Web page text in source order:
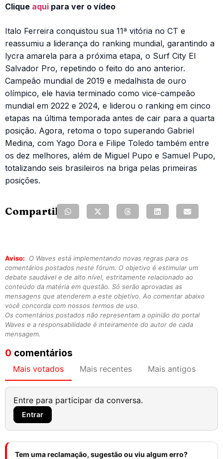
Clique aqui para ver o vídeo
Italo Ferreira conquistou sua 11ª vitória no CT e
reassumiu a liderança do ranking mundial, garantindo a
lycra amarela para a próxima etapa, o Surf City El
Salvador Pro, repetindo o feito do ano anterior.
Campeão mundial de 2019 e medalhista de ouro
olímpico, ele havia terminado como vice-campeão
mundial em 2022 e 2024, e liderou o ranking em cinco
etapas na última temporada antes de cair para a quarta
posição. Agora, retoma o topo superando Gabriel
Medina, com Yago Dora e Filipe Toledo também entre
os dez melhores, além de Miguel Pupo e Samuel Pupo,
totalizando seis brasileiros na briga pelas primeiras
posições.
Compartilhe:
Aviso:
O Waves está implementando novas regras para os
comentários postados neste fórum. O objetivo é estimular um
debate saudável e de alto nível, estritamente relacionado ao
conteúdo da matéria em questão. Só serão aprovadas as
mensagens que atenderem a este objetivo. Ao comentar abaixo
você concorda com nossos termos de uso.
Os comentários postados não representam a opinião do portal
Waves e a responsabilidade é inteiramente do autor de cada
mensagem.
0 comentários
Mais votados Mais recentes Mais antigos
Entre para participar da conversa.
Entrar
Tem uma reclamação, sugestão ou viu algum erro?